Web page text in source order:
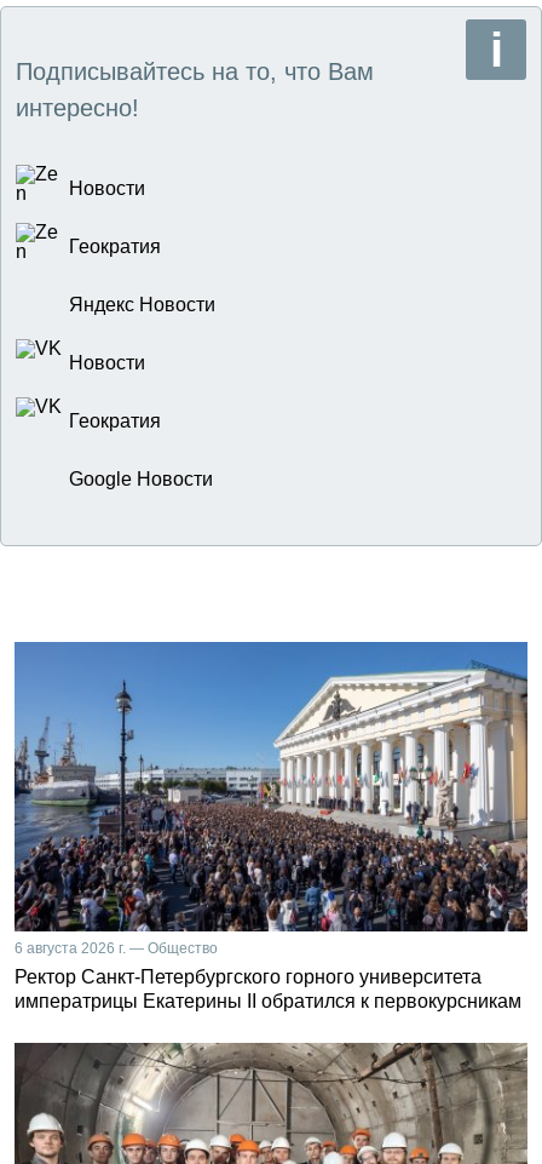
Подписывайтесь на то, что Вам
интересно!
Новости
Геократия
Яндекс Новости
Новости
Геократия
Google Новости
6 августа 2026 г. — Общество
Ректор Санкт-Петербургского горного университета
императрицы Екатерины II обратился к первокурсникам